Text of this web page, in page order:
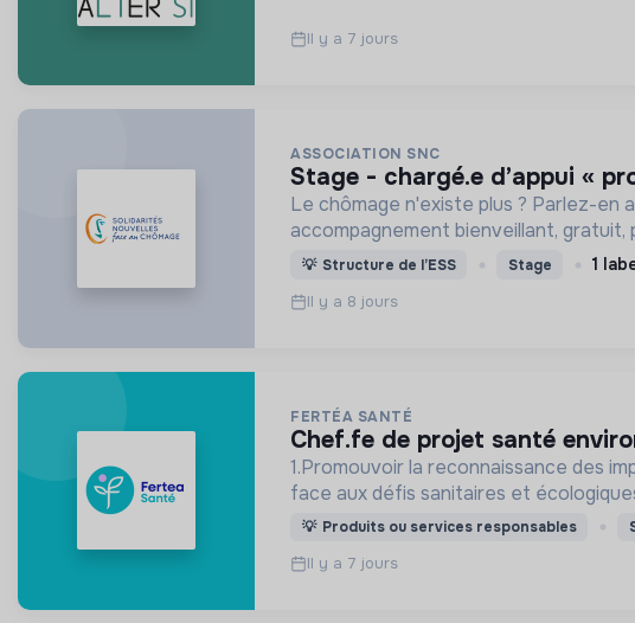
Il y a 7 jours
ASSOCIATION SNC
stage - chargé.e d’appui «
Le chômage n'existe plus ? Parlez-en
accompagnement bienveillant,
💡 Structure de l’ESS Stage 1
Il y a 8 jours
FERTÉA SANTÉ
chef.fe de projet santé
1.Promouvoir la reconnaissance des
face aux défis sanitaires et
💡 Produits ou services responsables
Il y a 7 jours